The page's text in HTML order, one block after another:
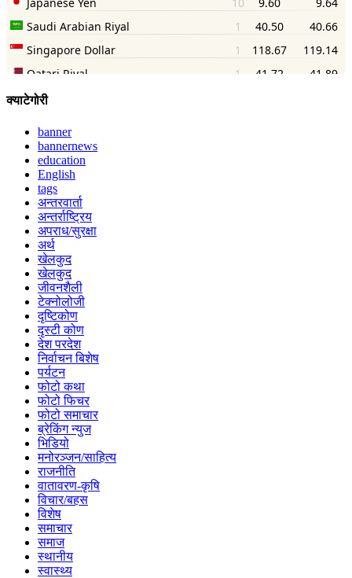
क्याटेगोरी
banner
bannernews
education
English
tags
अन्तरवार्ता
अन्तर्राष्ट्रिय
अपराध/सुरक्षा
अर्थ
खेलकुद
खेलकुद
जीवनशैली
टेक्नोलोजी
दृष्टिकोण
दृस्टी कोण
देश परदेश
निर्वाचन बिशेष
पर्यटन
फोटो कथा
फोटो फिचर
फोटो समाचार
ब्रेकिंग न्युज
भिडियो
मनोरञ्जन/साहित्य
राजनीति
वातावरण-कृषि
विचार/बहस
विशेष
समाचार
समाज
स्थानीय
स्वास्थ्य